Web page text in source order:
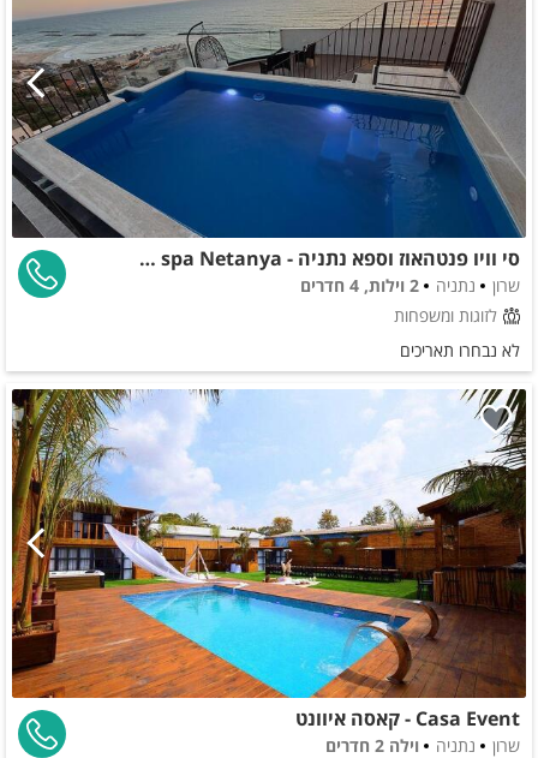
סי וויו פנטהאוז וספא נתניה - Sea view penthouse & spa Netanya
שרון נתניה
2 וילות, 4 חדרים
לזוגות ומשפחות
לא נבחרו תאריכים
Casa Event - קאסה איוונט
שרון נתניה
וילה 2 חדרים